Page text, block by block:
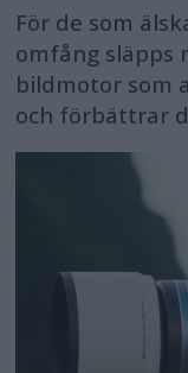
För de som
omfång släpps
bildmotor som
och förbättrar